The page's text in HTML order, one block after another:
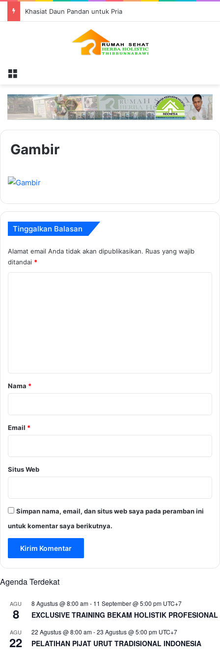
Khasiat Daun Pandan untuk Pria
Menu
Gambir
Tinggalkan Balasan
Alamat email Anda tidak akan dipublikasikan. Ruas yang wajib
ditandai *
rNama *
Email *
Situs Web
Simpan nama, email, dan situs web saya pada peramban ini
untuk komentar saya berikutnya.
Agenda Terdekat
AGU
8
8 Agustus @ 8:00 am- 11 September @ 5:00 pm UTC+7
EXCLUSIVE TRAINING BEKAM HOLISTIK PROFESIONAL
AGU
22
22 Agustus @ 8:00 am-23 Agustus @ 5:00 pm UTC+7
PELATIHAN PIJAT URUT TRADISIONAL INDONESIA